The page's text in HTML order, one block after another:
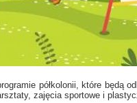
półkolonii, które będą
zajęcia sportowe i